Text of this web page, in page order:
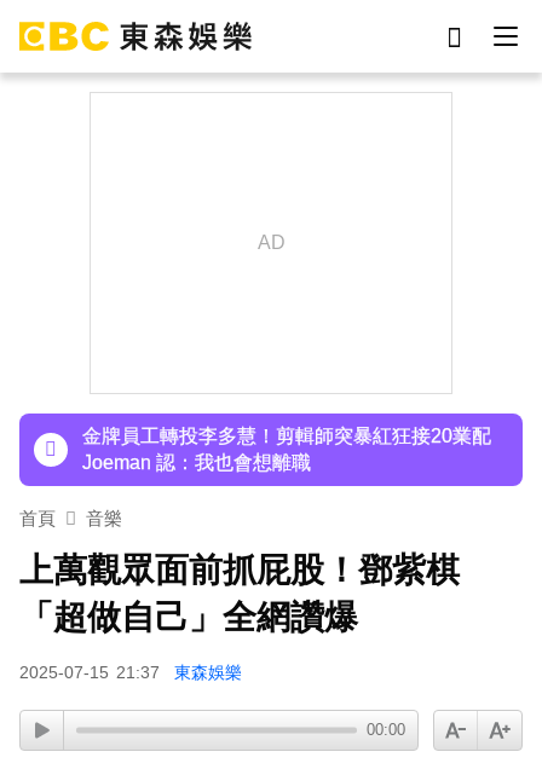
影曝光粉鼻酸
金牌員工轉投李多慧！剪輯師突暴紅狂接20業配
Joeman 認：我也會想離職
下載東森App，隨時掌握天下大小事！
97萬網紅「肥大叔」驟逝！2天前才開直播 最後身
影曝光粉鼻酸
首頁 音樂
上萬觀眾面前抓屁股！鄧紫棋
「超做自己」全網讚爆
2025-07-15 21:37 東森娛樂
00:00